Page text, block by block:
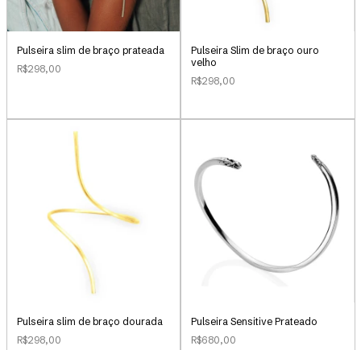
Pulseira slim de braço prateada
R$298,00
Pulseira Slim de braço ouro
velho
R$298,00
Pulseira slim de braço dourada
R$298,00
Pulseira Sensitive Prateado
R$680,00